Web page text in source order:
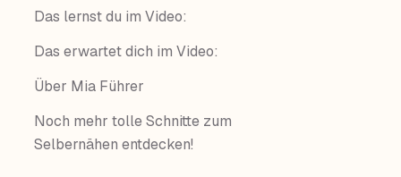
Das lernst du im Video:
Das erwartet dich im Video:
Über Mia Führer
Noch mehr tolle Schnitte zum
Selbernähen entdecken!